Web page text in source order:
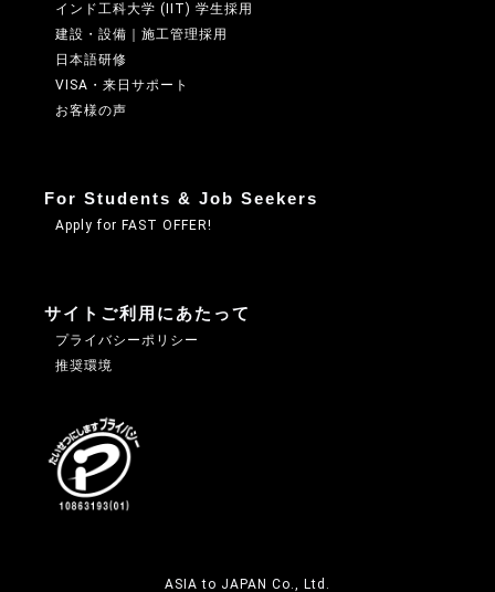
インド工科大学 (IIT) 学生採用
建設・設備｜施工管理採用
日本語研修
VISA・来日サポート
お客様の声
For Students & Job Seekers
Apply for FAST OFFER!
サイトご利用にあたって
プライバシーポリシー
推奨環境
ASIA to JAPAN Co., Ltd.